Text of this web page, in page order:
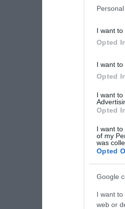
I want to
Opted
I want to
Opted
I want
Opted
I want
of my
was
Opted
Google
I want
web or